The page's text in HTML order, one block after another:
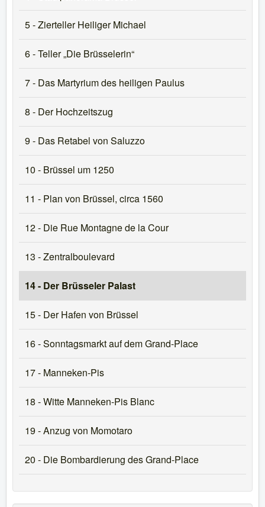
5 - Zierteller Heiliger Michael
6 - Teller „Die Brüsselerin“
7 - Das Martyrium des heiligen Paulus
8 - Der Hochzeitszug
9 - Das Retabel von Saluzzo
10 - Brüssel um 1250
11 - Plan von Brüssel, circa 1560
12 - Die Rue Montagne de la Cour
13 - Zentralboulevard
14 - Der Brüsseler Palast
15 - Der Hafen von Brüssel
16 - Sonntagsmarkt auf dem Grand-Place
17 - Manneken-Pis
18 - Witte Manneken-Pis Blanc
19 - Anzug von Momotaro
20 - Die Bombardierung des Grand-Place